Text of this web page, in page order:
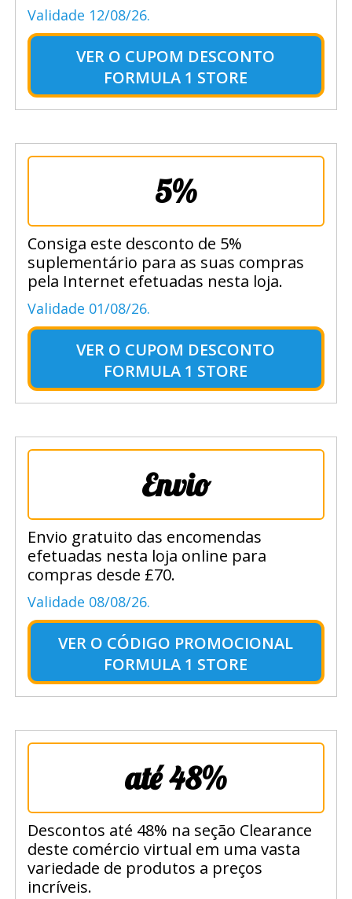
Validade 12/08/26.
VER O CUPOM DESCONTO
FORMULA 1 STORE
5%
Consiga este desconto de 5%
suplementário para as suas compras
pela Internet efetuadas nesta loja.
Validade 01/08/26.
VER O CUPOM DESCONTO
FORMULA 1 STORE
Envio
Envio gratuito das encomendas
efetuadas nesta loja online para
compras desde £70.
Validade 08/08/26.
VER O CÓDIGO PROMOCIONAL
FORMULA 1 STORE
até 48%
Descontos até 48% na seção Clearance
deste comércio virtual em uma vasta
variedade de produtos a preços
incríveis.